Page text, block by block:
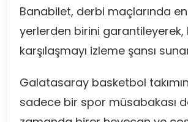
Banabilet, derbi maçlarında
yerlerden birini garantileyerek,
karşılaşmayı izleme şansı
Galatasaray basketbol
sadece bir spor müsabakası